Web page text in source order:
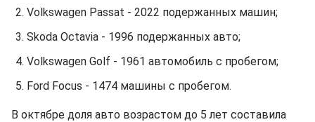
Volkswagen Passat - 2022 подержанных машин;
Skoda Octavia - 1996 подержанных авто;
Volkswagen Golf - 1961 автомобиль с пробегом;
Ford Focus - 1474 машины с пробегом.
В октябре доля авто возрастом до 5 лет составила